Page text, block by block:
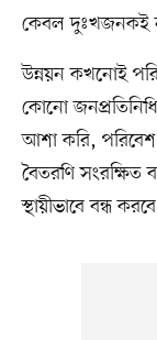
কেবল দুঃখজনকই
উন্নয়ন কখনোই
কোনো
আশা করি, পরিবেশ
বৈতরণি সংরক্ষিত
স্থায়ীভাবে বন্ধ